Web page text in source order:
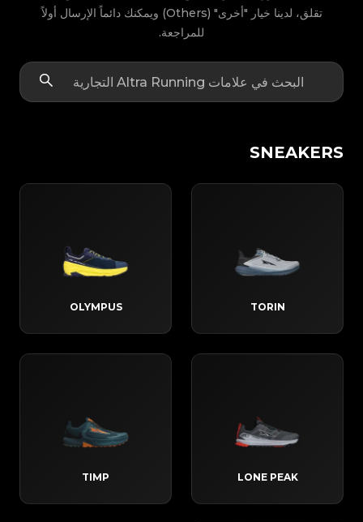
تقلق، لدينا خيار "أخرى" (Others) ويمكنك دائماً الإرسال أولاً
للمراجعة.
SNEAKERS
TORIN
OLYMPUS
LONE PEAK
TIMP